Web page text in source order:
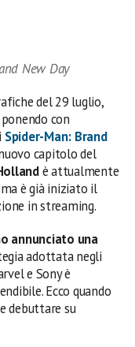
New Day
del 29 luglio,
con
Spider-Man: Brand
capitolo del
è attualmente
è già iniziato il
in streaming.
annunciato una
adottata negli
e Sony è
Ecco quando
debuttare su